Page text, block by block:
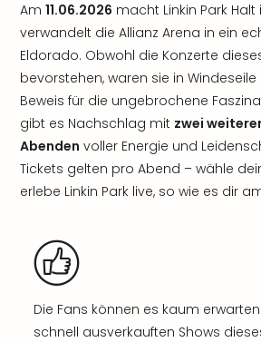
Am 11.06.2026 macht Linkin Park
verwandelt die Allianz Arena in ein
Eldorado. Obwohl die Konzerte
bevorstehen, waren sie in
Beweis für die ungebrochene
gibt es Nachschlag mit zwei
Abenden voller Energie und
Tickets gelten pro Abend – wähle
erlebe Linkin Park live, so wie es dir
Die Fans können es kaum
schnell ausverkauften Shows